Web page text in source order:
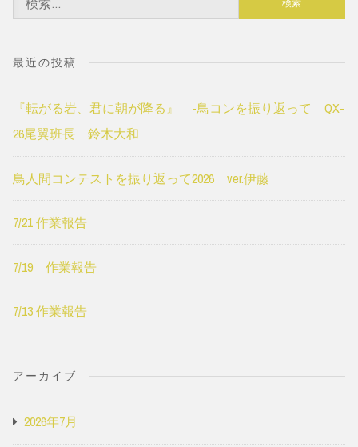
索:
最近の投稿
『転がる岩、君に朝が降る』 -鳥コンを振り返って QX-
26尾翼班長 鈴木大和
鳥人間コンテストを振り返って2026 ver.伊藤
7/21 作業報告
7/19 作業報告
7/13 作業報告
アーカイブ
2026年7月